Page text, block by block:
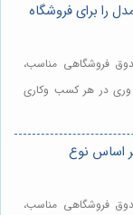
را برای فروشگاه
فروشگاهی مناسب،
وری در هر کسب وکاری
اساس نوع
فروشگاهی مناسب،